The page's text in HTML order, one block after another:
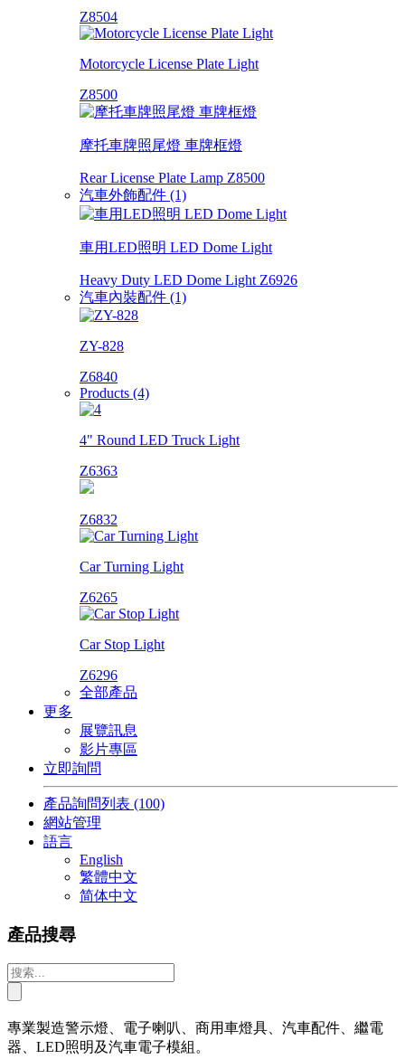
Z8504
Motorcycle License Plate Light
Z8500
摩托車牌照尾燈 車牌框燈
Rear License Plate Lamp Z8500
汽車外飾配件 (1)
車用LED照明 LED Dome Light
Heavy Duty LED Dome Light Z6926
汽車內裝配件 (1)
ZY-828
Z6840
Products (4)
4" Round LED Truck Light
Z6363
Z6832
Car Turning Light
Z6265
Car Stop Light
Z6296
全部產品
更多
展覽訊息
影片專區
立即詢問
產品詢問列表 (100)
網站管理
語言
English
繁體中文
简体中文
產品搜尋
專業製造警示燈、電子喇叭、商用車燈具、汽車配件、繼電
器、LED照明及汽車電子模組。